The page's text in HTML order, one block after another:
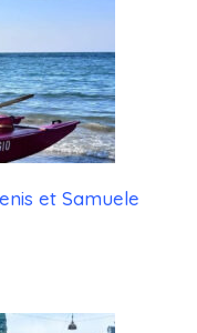
et Samuele